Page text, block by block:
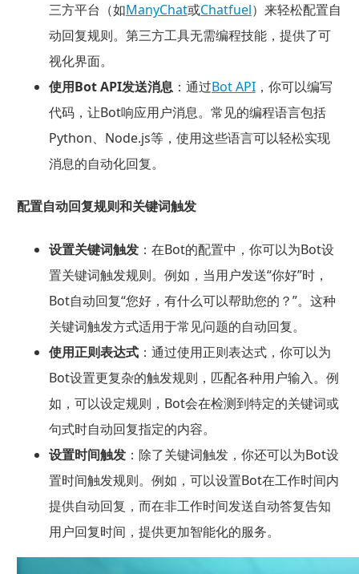
三方平台（如ManyChat或Chatfuel）来轻松配置自
动回复规则。第三方工具无需编程技能，提供了可
视化界面。
使用Bot API发送消息：通过Bot API，你可以编写
代码，让Bot响应用户消息。常见的编程语言包括
Python、Node.js等，使用这些语言可以轻松实现
消息的自动化回复。
配置自动回复规则和关键词触发
设置关键词触发：在Bot的配置中，你可以为Bot设
置关键词触发规则。例如，当用户发送“你好”时，
Bot自动回复“您好，有什么可以帮助您的？”。这种
关键词触发方式适用于常见问题的自动回复。
使用正则表达式：通过使用正则表达式，你可以为
Bot设置更复杂的触发规则，匹配各种用户输入。例
如，可以设定规则，Bot会在检测到特定的关键词或
句式时自动回复指定的内容。
设置时间触发：除了关键词触发，你还可以为Bot设
置时间触发规则。例如，可以设置Bot在工作时间内
提供自动回复，而在非工作时间发送自动答复告知
用户回复时间，提供更加智能化的服务。